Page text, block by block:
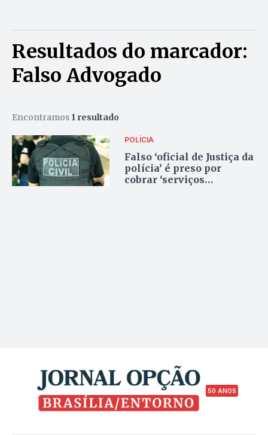
Resultados do marcador:
Falso Advogado
Encontramos 1 resultado
POLÍCIA
Falso ‘oficial de Justiça da
polícia’ é preso por
cobrar ‘serviços
50 ANOS